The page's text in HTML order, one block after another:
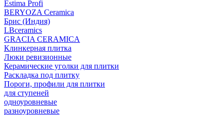
Estima Profi
BERYOZA Ceramica
Брис (Индия)
LBceramics
GRACIA CERAMICA
Клинкерная плитка
Люки ревизионные
Керамические уголки для плитки
Раскладка под плитку
Пороги, профили для плитки
для ступеней
одноуровневые
разноуровневые